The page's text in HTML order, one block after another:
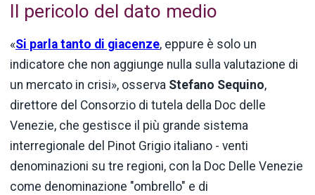
Il pericolo del dato medio
«Si parla tanto di giacenze, eppure è solo un
indicatore che non aggiunge nulla sulla valutazione di
un mercato in crisi», osserva Stefano Sequino,
direttore del Consorzio di tutela della Doc delle
Venezie, che gestisce il più grande sistema
interregionale del Pinot Grigio italiano - venti
denominazioni su tre regioni, con la Doc Delle Venezie
come denominazione "ombrello" e di